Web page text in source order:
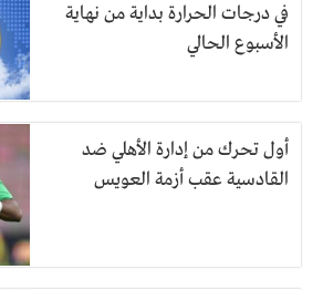
في درجات الحرارة بداية من نهاية
الأسبوع الحالي
أول تحرك من إدارة الأهلي ضد
القادسية عقب أزمة العويس